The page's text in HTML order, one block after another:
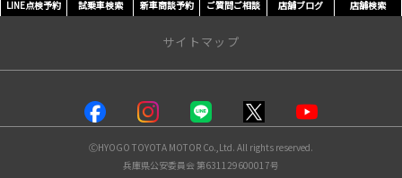
LINE点検予約 試乗車検索 新車商談予約 ご質問ご相談 店舗ブログ 店舗検索
サイトマップ
ⒸHYOGO TOYOTA MOTOR Co.,Ltd. All rights reserved.
兵庫県公安委員会 第631129600017号